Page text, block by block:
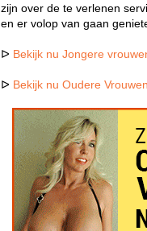
zijn over de te verlenen
en er volop van gaan
ᐅ Bekijk nu Jongere
ᐅ Bekijk nu Oudere